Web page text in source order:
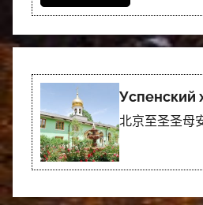
Успенский
北京至圣圣母